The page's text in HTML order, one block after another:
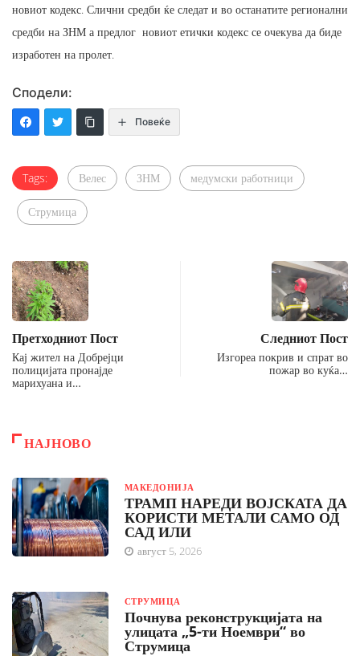
новиот кодекс. Слични средби ќе следат и во останатите регионални
средби на ЗНМ а предлог новиот етички кодекс се очекува да биде
изработен на пролет.
Сподели:
Повеќе
Tags: Велес ЗНМ медумски работници
Струмица
Претходниот Пост
Кај жител на Добрејци
полицијата пронајде
марихуана и…
Следниот Пост
Изгореа покрив и спрат во
пожар во куќа…
НАЈНОВО
МАКЕДОНИЈА
ТРАМП НАРЕДИ ВОЈСКАТА ДА
КОРИСТИ МЕТАЛИ САМО ОД
САД ИЛИ
август 5, 2026
СТРУМИЦА
Почнува реконструкцијата на
улицата „5-ти Ноември“ во
Струмица